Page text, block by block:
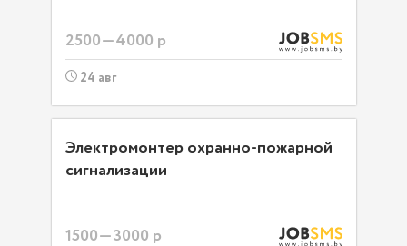
2500—4000 р
24 авг
Электромонтер охранно-пожарной
сигнализации
1500—3000 р